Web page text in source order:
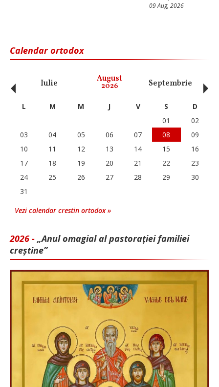
09 Aug, 2026
Calendar ortodox
Iulie August
2026 Septembrie
‹ L M M J V S
D
01
02
03
04 05 06 07 08
09
10
11 12 13 14 15
16
17
18 19 20 21 22
23
24
25 26 27 28 29
30
31
Vezi calendar crestin ortodox »
2026 - „Anul omagial al pastorației familiei
creștine”